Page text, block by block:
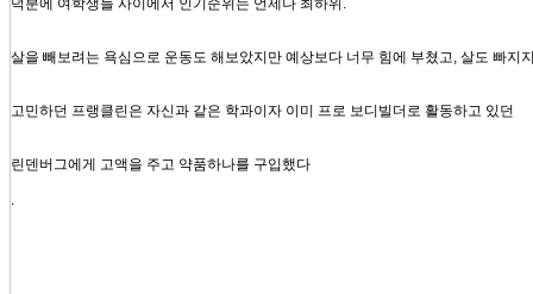
살을 빼보려는 욕심으로 운동도 해보았지만 예상보다 너무 힘에 부쳤고, 살도 빠지
고민하던 프랭클린은 자신과 같은 학과이자 이미 프로 보디빌더로 활동하고 있던
린덴버그에게 고액을 주고 약품하나를 구입했다